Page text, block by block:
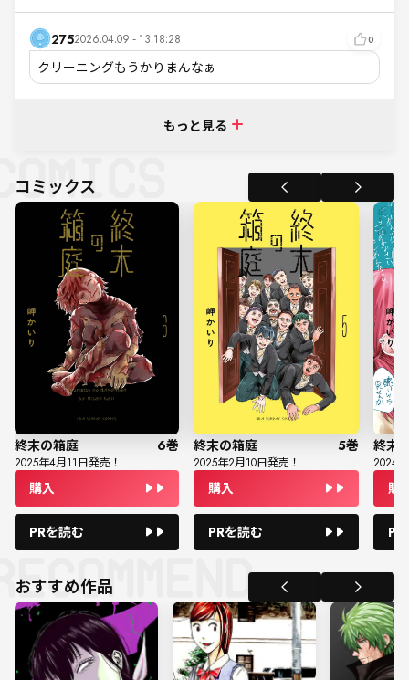
2752026.04.09 - 13:18:28 0
クリーニングもうかりまんなぁ
もっと見る
コミックス
終末の箱庭 6巻
2025年4月11日発売！
購入
PRを読む
終末の箱庭 5巻
2025年2月10日発売！
購入
PRを読む
終末
2024
購
おすすめ作品